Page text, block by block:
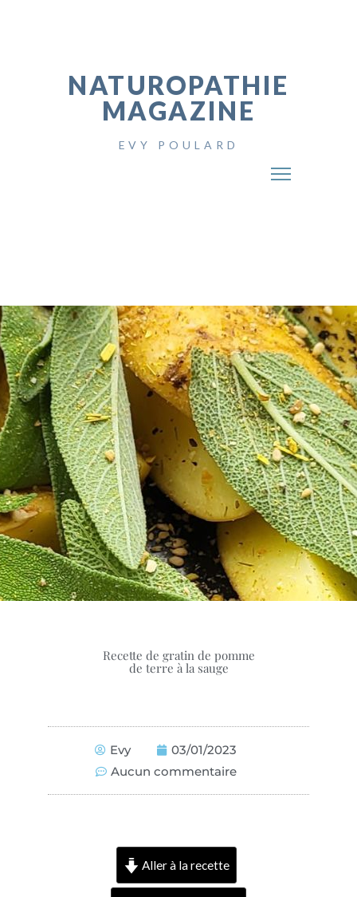
NATUROPATHIE
MAGAZINE
EVY POULARD
Recette de gratin de pomme
de terre à la sauge
Evy
03/01/2023
Aucun commentaire
Aller à la recette